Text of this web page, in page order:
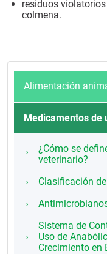
residuos
colmena.
Alimentación
Medicamentos de
¿Cómo se
veterinario?
Clasificación
Sistema de
Uso de
Crecimiento en